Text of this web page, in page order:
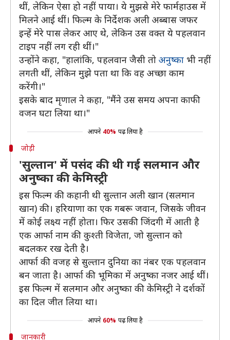
थीं, लेकिन ऐसा हो नहीं पाया। ये मुझसे मेरे फार्महाउस में
मिलने आई थीं। फिल्म के निर्देशक अली अब्बास जफर
इन्हें मेरे पास लेकर आए थे, लेकिन उस वक्त ये पहलवान
टाइप नहीं लग रही थीं।"
उन्होंने कहा, "हालांकि, पहलवान जैसी तो अनुष्का भी नहीं
लगती थीं, लेकिन मुझे पता था कि वह अच्छा काम
करेंगी।"
इसके बाद मृणाल ने कहा, "मैंने उस समय अपना काफी
वजन घटा लिया था।"
आपने 40% पढ़ लिया है
जोड़ी
'सुल्तान' में पसंद की थी गई सलमान और
अनुष्का की केमिस्ट्री
इस फिल्म की कहानी थी सुल्तान अली खान (सलमान
खान) की। हरियाणा का एक गबरू जवान, जिसके जीवन
में कोई लक्ष्य नहीं होता। फिर उसकी जिंदगी में आती है
एक आर्फा नाम की कुश्ती विजेता, जो सुल्तान को
बदलकर रख देती है।
आर्फा की वजह से सुल्तान दुनिया का नंबर एक पहलवान
बन जाता है। आर्फा की भूमिका में अनुष्का नजर आई थीं।
इस फिल्म में सलमान और अनुष्का की केमिस्ट्री ने दर्शकों
का दिल जीत लिया था।
आपने 60% पढ़ लिया है
जानकारी